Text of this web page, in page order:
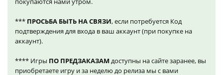
*** ПРОСЬБА БЫТЬ НА СВЯЗИ, если потребуется Код
подтверждения для входа в ваш аккаунт (при покупке на
аккаунт).
**** Игры ПО ПРЕДЗАКАЗАМ доступны на сайте заранее, вы
приобретаете игру и за неделю до релиза мы с вами